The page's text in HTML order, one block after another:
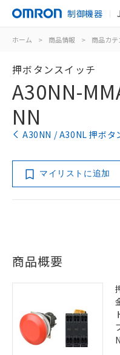
制御機器
ホーム > 商品情報 > 商品カテ
押ボタンスイッチ
A30NN-
NN
A30NN / A30NL 押ボタ
マイリストに追加
商品概要